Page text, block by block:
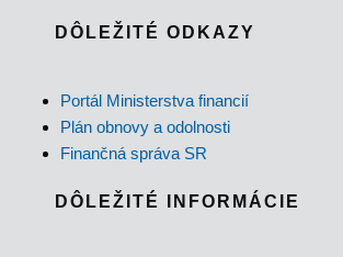
DÔLEŽITÉ ODKAZY
Portál Ministerstva financií
Plán obnovy a odolnosti
Finančná správa SR
DÔLEŽITÉ INFORMÁCIE